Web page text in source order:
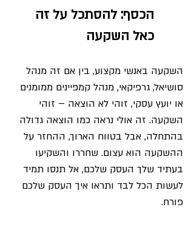
הכסף: להסתכל על זה
כאל השקעה
השקעה באנשי מקצוע, בין אם זה מנהל
סושיאל, גרפיקאי, מנהל קמפיינים ממומנים
או יועץ עסקי, זוהי לא הוצאה – זוהי
השקעה. זה אולי נראה כמו הוצאה גדולה
בהתחלה, אבל בטווח הארוך, ההחזר על
ההשקעה הוא עצום. שחררו והשקיעו
בעתיד שלך העסק שלכם, אל תנסו תמיד
לעשות הכל לבד ותראו איך העסק שלכם
פורח.